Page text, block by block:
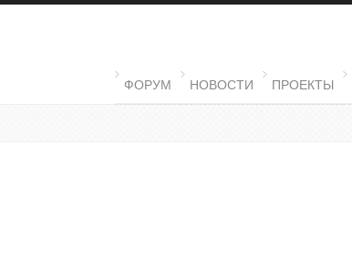
MAIN MENU
ФОРУМ НОВОСТИ ПРОЕКТЫ